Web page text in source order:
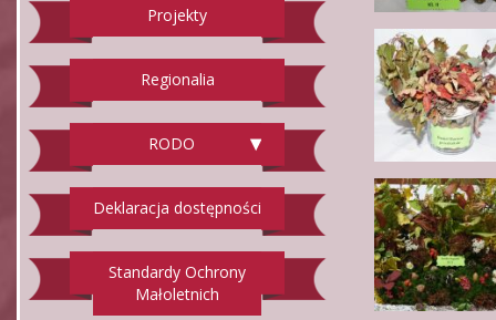
Projekty
Regionalia
RODO
Deklaracja dostępności
Standardy Ochrony
Małoletnich